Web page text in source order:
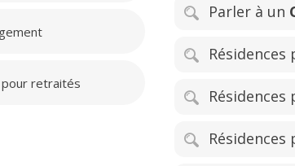
pour retraités
Parler à un
Résidences
Résidences
Résidences